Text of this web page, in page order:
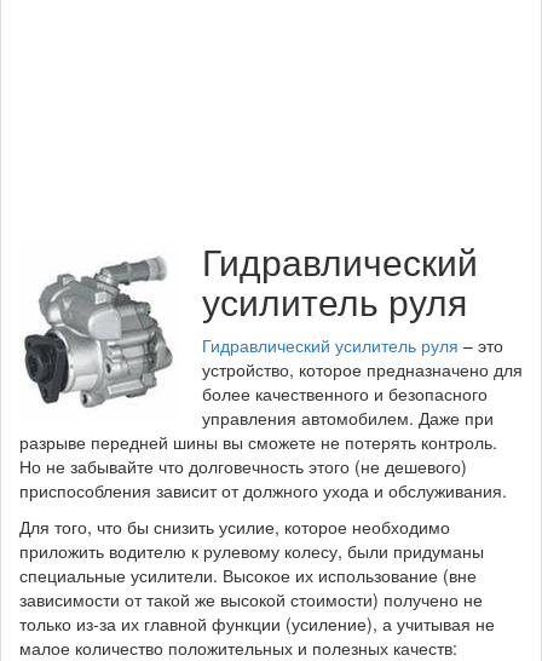
Гидравлический
усилитель руля
Гидравлический усилитель руля – это
устройство, которое предназначено для
более качественного и безопасного
управления автомобилем. Даже при
разрыве передней шины вы сможете не потерять контроль.
Но не забывайте что долговечность этого (не дешевого)
приспособления зависит от должного ухода и обслуживания.
Для того, что бы снизить усилие, которое необходимо
приложить водителю к рулевому колесу, были придуманы
специальные усилители. Высокое их использование (вне
зависимости от такой же высокой стоимости) получено не
только из-за их главной функции (усиление), а учитывая не
малое количество положительных и полезных качеств: